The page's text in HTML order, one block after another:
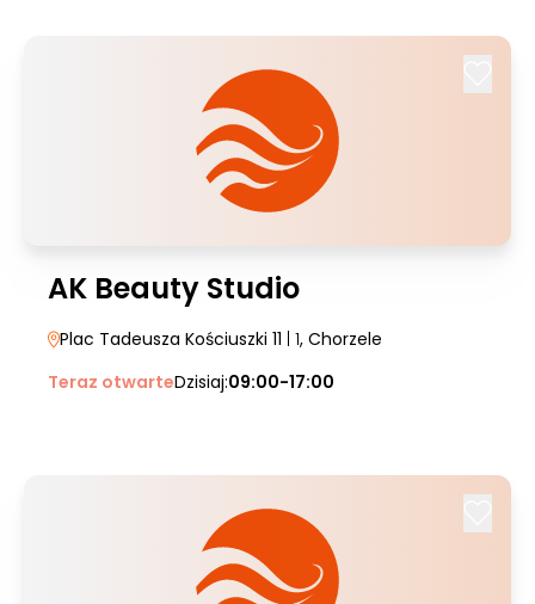
AK Beauty Studio
Plac Tadeusza Kościuszki 11 | 1, Chorzele
Teraz otwarteDzisiaj:09:00-17:00